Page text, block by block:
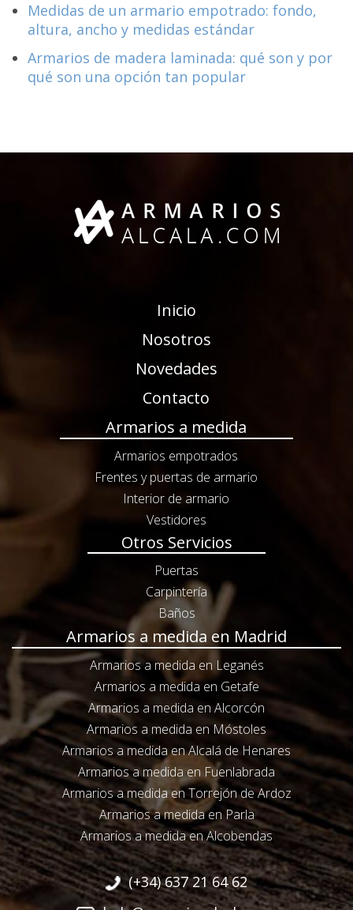
Medidas de un armario empotrado: fondo,
altura, ancho y medidas estándar
Armarios de madera laminada: qué son y por
qué son una opción tan popular
Inicio
Nosotros
Novedades
Contacto
Armarios a medida
Armarios empotrados
Frentes y puertas de armario
Interior de armario
Vestidores
Otros Servicios
Puertas
Carpintería
Baños
Armarios a medida en Madrid
Armarios a medida en Leganés
Armarios a medida en Getafe
Armarios a medida en Alcorcón
Armarios a medida en Móstoles
Armarios a medida en Alcalá de Henares
Armarios a medida en Fuenlabrada
Armarios a medida en Torrejón de Ardoz
Armarios a medida en Parla
Armarios a medida en Alcobendas
(+34) 637 21 64 62